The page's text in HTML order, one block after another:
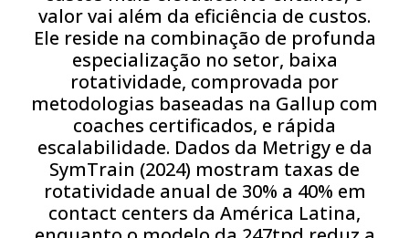
valor vai além da eficiência de custos.
Ele reside na combinação de profunda
especialização no setor, baixa
rotatividade, comprovada por
metodologias baseadas na Gallup com
coaches certificados, e rápida
escalabilidade. Dados da Metrigy e da
SymTrain (2024) mostram taxas de
rotatividade anual de 30% a 40% em
contact centers da América Latina,